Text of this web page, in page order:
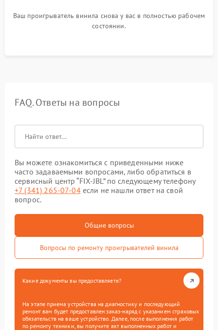
Ваш проигрыватель винила снова у вас в полностью рабочем
состоянии.
FAQ. Ответы на вопросы
Вы можете ознакомиться с приведенными ниже
часто задаваемыми вопросами, либо обратиться в
сервисный центр “FIX-JBL” по следующему телефону
+7 (341) 265-07-04если не нашли ответ на свой
вопрос.
Общие вопросы
Вопросы по ремонту проигрывателей винила
Какие документы вы предоставляете?
На этапе приема устройства на диагностику и последующий
ремонт вам будет предоставлен заказ-наряд с указанием страховых
обязательств на ваше устройство. Далее, после выполнения работ
по ремонту техники, вы получите акт выполненных работ и